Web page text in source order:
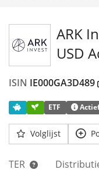
ARK
USD
ISIN IE000GA3D489
ETF
Volglijst
TER